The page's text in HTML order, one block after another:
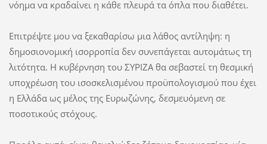
νόημα να κραδαίνει η κάθε πλευρά τα όπλα που διαθέτει.
Επιτρέψτε μου να ξεκαθαρίσω μια λάθος αντίληψη: η
δημοσιονομική ισορροπία δεν συνεπάγεται αυτομάτως τη
λιτότητα. Η κυβέρνηση του ΣΥΡΙΖΑ θα σεβαστεί τη θεσμική
υποχρέωση του ισοσκελισμένου προϋπολογισμού που έχει
η Ελλάδα ως μέλος της Ευρωζώνης, δεσμευόμενη σε
ποσοτικούς στόχους.